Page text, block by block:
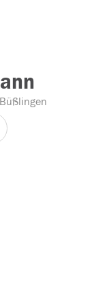
Büßlingen